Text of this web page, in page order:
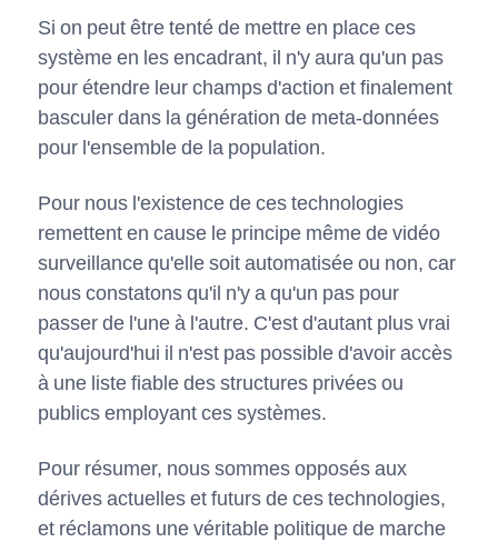
Si on peut être tenté de mettre en place ces
système en les encadrant, il n'y aura qu'un pas
pour étendre leur champs d'action et finalement
basculer dans la génération de meta-données
pour l'ensemble de la population.
Pour nous l'existence de ces technologies
remettent en cause le principe même de vidéo
surveillance qu'elle soit automatisée ou non, car
nous constatons qu'il n'y a qu'un pas pour
passer de l'une à l'autre. C'est d'autant plus vrai
qu'aujourd'hui il n'est pas possible d'avoir accès
à une liste fiable des structures privées ou
publics employant ces systèmes.
Pour résumer, nous sommes opposés aux
dérives actuelles et futurs de ces technologies,
et réclamons une véritable politique de marche